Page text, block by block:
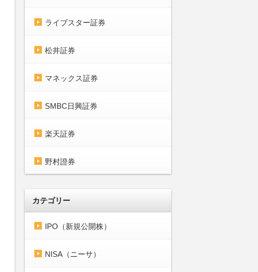
ライブスター証券
松井証券
マネックス証券
SMBC日興証券
楽天証券
野村證券
カテゴリー
IPO（新規公開株）
NISA（ニーサ）